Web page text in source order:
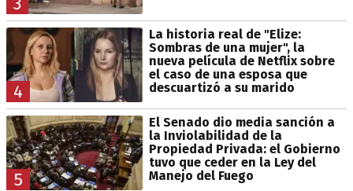
4
La historia real de "Elize:
Sombras de una mujer", la
nueva película de Netflix sobre
el caso de una esposa que
descuartizó a su marido
5
El Senado dio media sanción a
la Inviolabilidad de la
Propiedad Privada: el Gobierno
tuvo que ceder en la Ley del
Manejo del Fuego